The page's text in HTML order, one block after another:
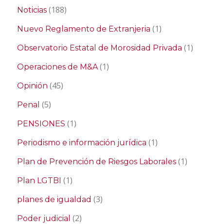
Noticias (188)
Nuevo Reglamento de Extranjeria (1)
Observatorio Estatal de Morosidad Privada (1)
Operaciones de M&A(1)
Opinión (45)
Penal (5)
PENSIONES (1)
Periodismo e información jurídica (1)
Plan de Prevención de Riesgos Laborales (1)
Plan LGTBI (1)
planes de igualdad (3)
Poder judicial (2)